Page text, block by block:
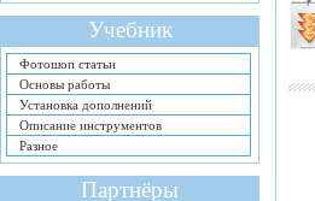
Учебник
Фотошоп статьи
Основы работы
Установка дополнений
Описание инструментов
Разное
Партнёры